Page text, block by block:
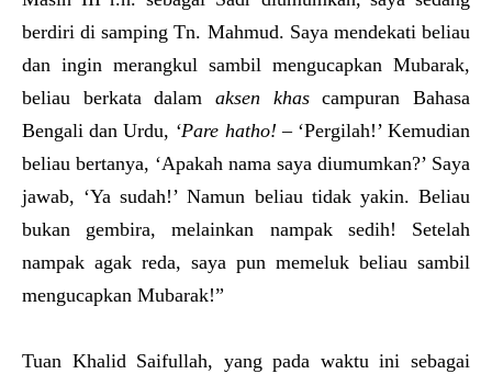
berdiri di samping Tn. Mahmud. Saya mendekati beliau
dan ingin merangkul sambil mengucapkan Mubarak,
beliau berkata dalam aksen khascampuran Bahasa
Bengali dan Urdu, ‘Pare hatho! – ‘Pergilah!’ Kemudian
beliau bertanya, ‘Apakah nama saya diumumkan?’ Saya
jawab, ‘Ya sudah!’ Namun beliau tidak yakin. Beliau
bukan gembira, melainkan nampak sedih! Setelah
nampak agak reda, saya pun memeluk beliau sambil
mengucapkan Mubarak!”
Tuan Khalid Saifullah, yang pada waktu ini sebagai